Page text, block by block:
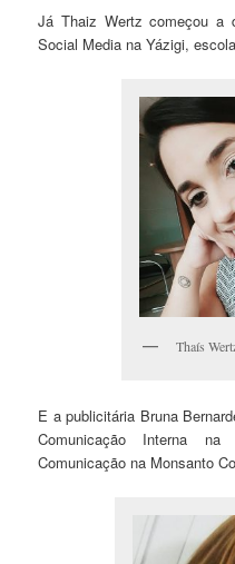
Já Thaiz Wertz começou a
Social Media na Yázigi,
Thaís
E a publicitária Bruna
Comunicação Interna
Comunicação na Monsanto